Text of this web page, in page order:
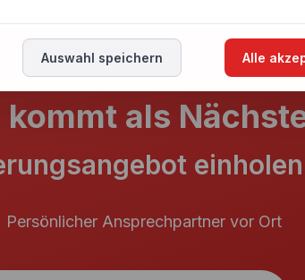
kommt als
Persönlicher Ansprechpartner vor Ort
Auswahl speichern Alle